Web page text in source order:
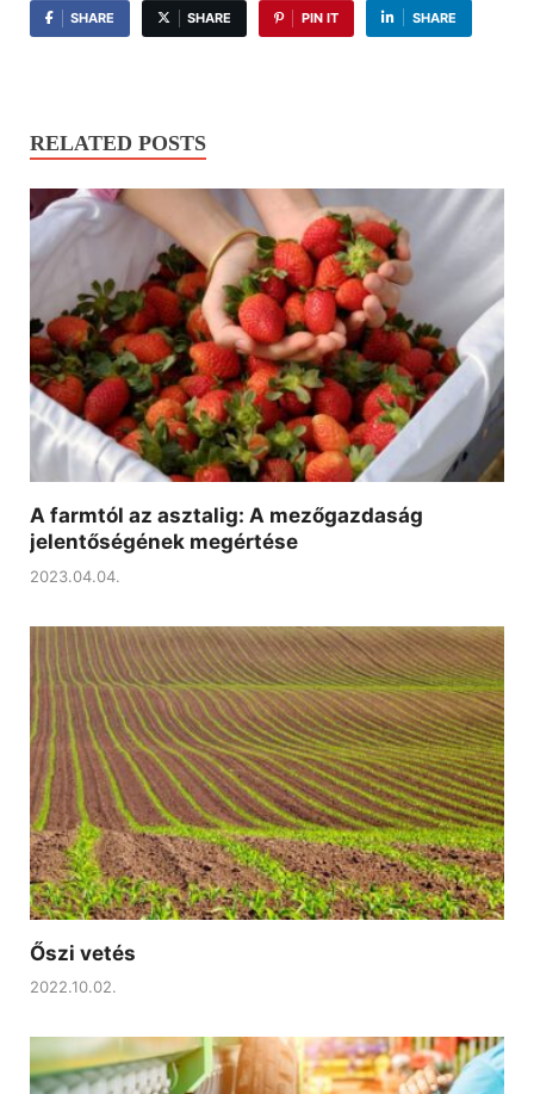
SHARE SHARE PIN IT SHARE
RELATED POSTS
A farmtól az asztalig: A mezőgazdaság
jelentőségének megértése
2023.04.04.
Őszi vetés
2022.10.02.